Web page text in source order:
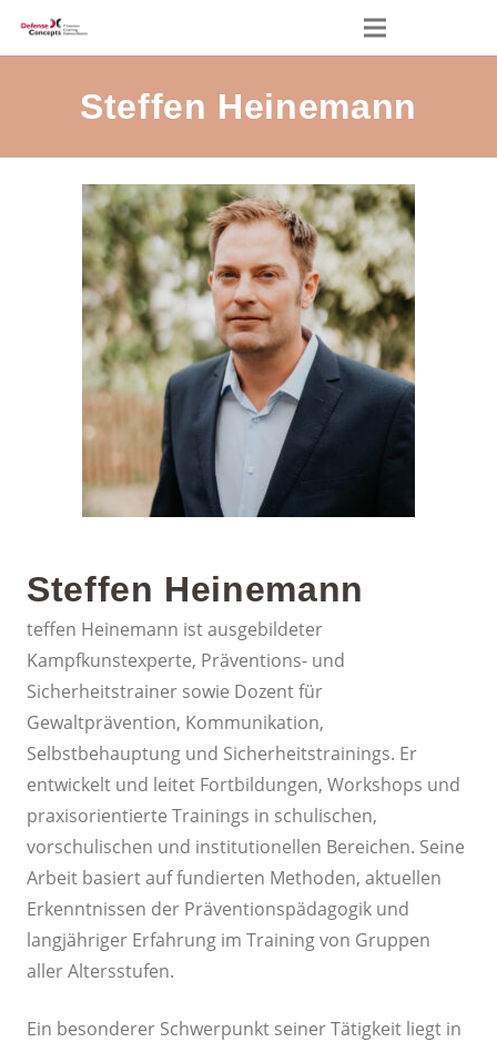
Steffen Heinemann
Steffen Heinemann
teffen Heinemann ist ausgebildeter
Kampfkunstexperte, Präventions- und
Sicherheitstrainer sowie Dozent für
Gewaltprävention, Kommunikation,
Selbstbehauptung und Sicherheitstrainings. Er
entwickelt und leitet Fortbildungen, Workshops und
praxisorientierte Trainings in schulischen,
vorschulischen und institutionellen Bereichen. Seine
Arbeit basiert auf fundierten Methoden, aktuellen
Erkenntnissen der Präventionspädagogik und
langjähriger Erfahrung im Training von Gruppen
aller Altersstufen.
Ein besonderer Schwerpunkt seiner Tätigkeit liegt in